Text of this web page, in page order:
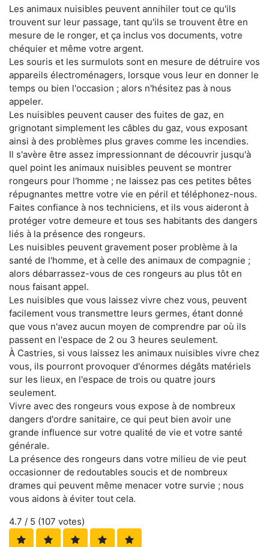
Les animaux nuisibles peuvent annihiler tout ce qu'ils
trouvent sur leur passage, tant qu'ils se trouvent être en
mesure de le ronger, et ça inclus vos documents, votre
chéquier et même votre argent.
Les souris et les surmulots sont en mesure de détruire vos
appareils électroménagers, lorsque vous leur en donner le
temps ou bien l'occasion ; alors n'hésitez pas à nous
appeler.
Les nuisibles peuvent causer des fuites de gaz, en
grignotant simplement les câbles du gaz, vous exposant
ainsi à des problèmes plus graves comme les incendies.
Il s'avère être assez impressionnant de découvrir jusqu'à
quel point les animaux nuisibles peuvent se montrer
rongeurs pour l'homme ; ne laissez pas ces petites bêtes
répugnantes mettre votre vie en péril et téléphonez-nous.
Faites confiance à nos techniciens, et ils vous aideront à
protéger votre demeure et tous ses habitants des dangers
liés à la présence des rongeurs.
Les nuisibles peuvent gravement poser problème à la
santé de l'homme, et à celle des animaux de compagnie ;
alors débarrassez-vous de ces rongeurs au plus tôt en
nous faisant appel.
Les nuisibles que vous laissez vivre chez vous, peuvent
facilement vous transmettre leurs germes, étant donné
que vous n'avez aucun moyen de comprendre par où ils
passent en l'espace de 2 ou 3 heures seulement.
À Castries, si vous laissez les animaux nuisibles vivre chez
vous, ils pourront provoquer d'énormes dégâts matériels
sur les lieux, en l'espace de trois ou quatre jours
seulement.
Vivre avec des rongeurs vous expose à de nombreux
dangers d'ordre sanitaire, ce qui peut bien avoir une
grande influence sur votre qualité de vie et votre santé
générale.
La présence des rongeurs dans votre milieu de vie peut
occasionner de redoutables soucis et de nombreux
drames qui peuvent même menacer votre survie ; nous
vous aidons à éviter tout cela.
4.7 / 5 (107 votes)